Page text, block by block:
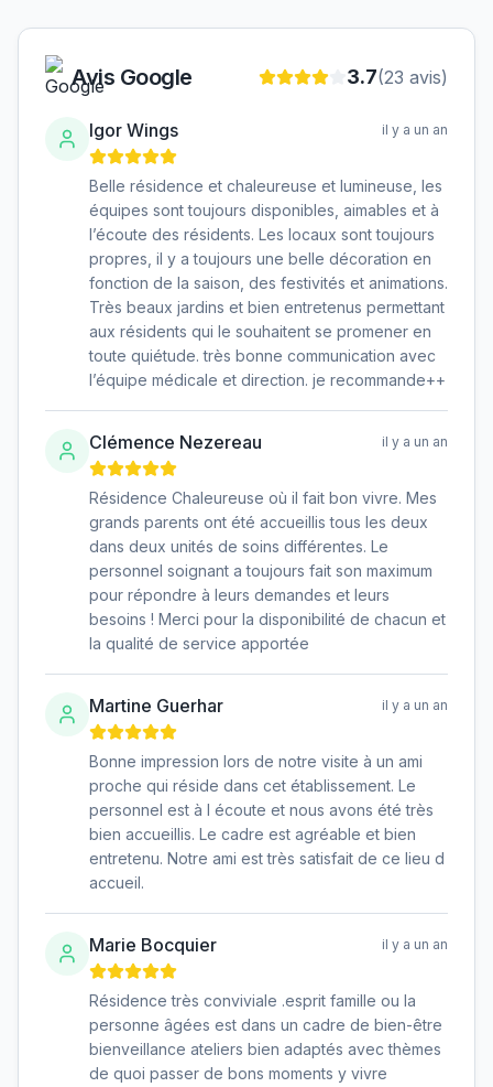
Avis Google 3.7(23 avis)
Igor Wings il y a un an
Belle résidence et chaleureuse et lumineuse, les
équipes sont toujours disponibles, aimables et à
l’écoute des résidents. Les locaux sont toujours
propres, il y a toujours une belle décoration en
fonction de la saison, des festivités et animations.
Très beaux jardins et bien entretenus permettant
aux résidents qui le souhaitent se promener en
toute quiétude. très bonne communication avec
l’équipe médicale et direction. je recommande++
Clémence Nezereau il y a un an
Résidence Chaleureuse où il fait bon vivre. Mes
grands parents ont été accueillis tous les deux
dans deux unités de soins différentes. Le
personnel soignant a toujours fait son maximum
pour répondre à leurs demandes et leurs
besoins ! Merci pour la disponibilité de chacun et
la qualité de service apportée
Martine Guerhar il y a un an
Bonne impression lors de notre visite à un ami
proche qui réside dans cet établissement. Le
personnel est à l écoute et nous avons été très
bien accueillis. Le cadre est agréable et bien
entretenu. Notre ami est très satisfait de ce lieu d
accueil.
Marie Bocquier il y a un an
Résidence très conviviale .esprit famille ou la
personne âgées est dans un cadre de bien-être
bienveillance ateliers bien adaptés avec thèmes
de quoi passer de bons moments y vivre